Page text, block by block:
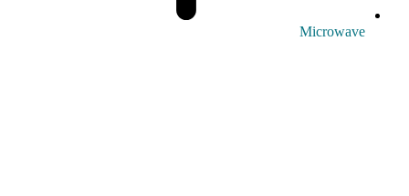
Microwave